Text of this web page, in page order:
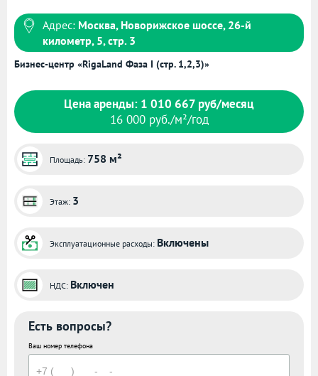
Адрес: Москва, Новорижское шоссе, 26-й
километр, 5, стр. 3
Бизнес-центр «RigaLand Фаза I (стр. 1,2,3)»
Цена аренды: 1 010 667 руб/месяц
16 000 руб./м²/год
Площадь: 758 м²
Этаж: 3
Эксплуатационные расходы: Включены
НДС: Включен
Есть вопросы?
Ваш номер телефона